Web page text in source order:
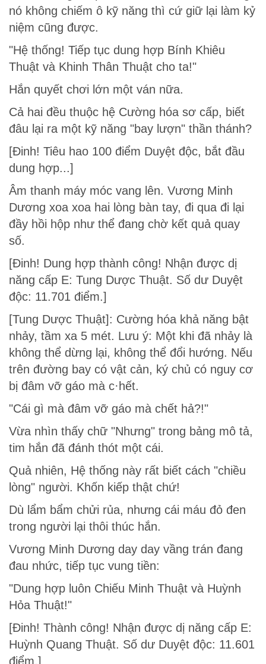
nó không chiếm ô kỹ năng thì cứ giữ lại làm kỷ
niệm cũng được.
"Hệ thống! Tiếp tục dung hợp Bính Khiêu
Thuật và Khinh Thân Thuật cho ta!"
Hắn quyết chơi lớn một ván nữa.
Cả hai đều thuộc hệ Cường hóa sơ cấp, biết
đâu lại ra một kỹ năng "bay lượn" thần thánh?
[Đinh! Tiêu hao 100 điểm Duyệt độc, bắt đầu
dung hợp...]
Âm thanh máy móc vang lên. Vương Minh
Dương xoa xoa hai lòng bàn tay, đi qua đi lại
đầy hồi hộp như thể đang chờ kết quả quay
số.
[Đinh! Dung hợp thành công! Nhận được dị
năng cấp E: Tung Dược Thuật. Số dư Duyệt
độc: 11.701 điểm.]
[Tung Dược Thuật]: Cường hóa khả năng bật
nhảy, tầm xa 5 mét. Lưu ý: Một khi đã nhảy là
không thể dừng lại, không thể đổi hướng. Nếu
trên đường bay có vật cản, ký chủ có nguy cơ
bị đâm vỡ gáo mà c·hết.
"Cái gì mà đâm vỡ gáo mà chết hả?!"
Vừa nhìn thấy chữ "Nhưng" trong bảng mô tả,
tim hắn đã đánh thót một cái.
Quả nhiên, Hệ thống này rất biết cách "chiều
lòng" người. Khốn kiếp thật chứ!
Dù lẩm bẩm chửi rủa, nhưng cái máu đỏ đen
trong người lại thôi thúc hắn.
Vương Minh Dương day day vầng trán đang
đau nhức, tiếp tục vung tiền:
"Dung hợp luôn Chiếu Minh Thuật và Huỳnh
Hỏa Thuật!"
[Đinh! Thành công! Nhận được dị năng cấp E:
Huỳnh Quang Thuật. Số dư Duyệt độc: 11.601
điểm.]